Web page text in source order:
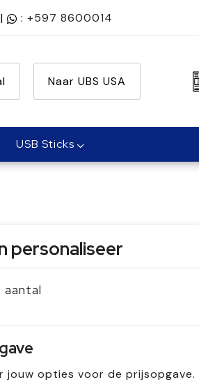
: +597 8600014
Naar UBS USA
USB Sticks
personaliseer
aantal
jouw opties voor de prijsopgave.